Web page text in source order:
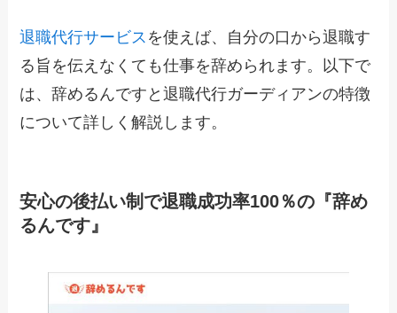
退職代行サービス を使えば、自分の口から退職す
る旨を伝えなくても仕事を辞められます。以下で
は、辞めるんですと退職代行ガーディアンの特徴
について詳しく解説します。
安心の後払い制で退職成功率100％の『辞め
るんです』